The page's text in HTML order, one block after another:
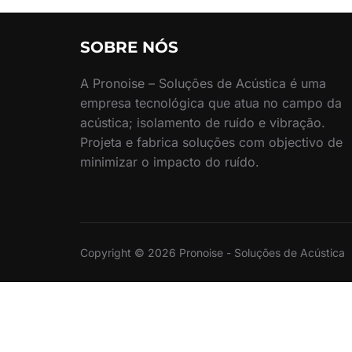
SOBRE NÓS
A Pronoise – Soluções de Acústica é uma
empresa tecnológica que atua no campo da
acústica; isolamento de ruído e vibração.
Projeta e fabrica soluções com objectivo de
minimizar o impacto do ruído.
Copyright © 2026 Pronoise - Soluções de Acústica